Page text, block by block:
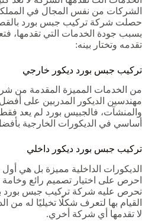
الشركات من نفس المجال في
حصلت شركة تركيب جبس بورد
بسبب جودة الخدمات التي تقدمها،
تقدمه وتختار بينه:
تركيب جبس بورد ديكور خارجي
من الخدمات المميزة المقدمة من
مهندسين الديكور المدربين على
والمنشآت، فالجبيس بورد لم يعد
أساسي في الديكورات الخارجية
تركيب جبس بورد ديكور داخلي
الديكورات الداخلية مميزة بل هي أول
احرص على اختيار تصميم رائع وخامة
تحرص عليه شركة تركيب جبس بورد
القيام بها لتعرف شكلًا تخيليًا له من
لا تقدمها أي شركة أخري.